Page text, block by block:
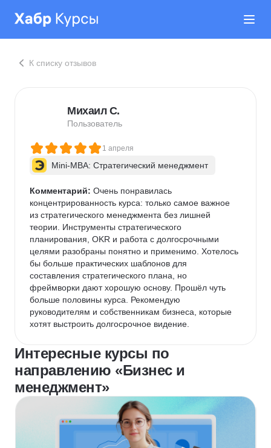
К списку отзывов
Михаил С.
Пользователь
1 апреля
Mini-MBA: Стратегический менеджмент
Комментарий: Очень понравилась
концентрированность курса: только самое важное
из стратегического менеджмента без лишней
теории. Инструменты стратегического
планирования, OKR и работа с долгосрочными
целями разобраны понятно и применимо. Хотелось
бы больше практических шаблонов для
составления стратегического плана, но
фреймворки дают хорошую основу. Прошёл чуть
больше половины курса. Рекомендую
руководителям и собственникам бизнеса, которые
хотят выстроить долгосрочное видение.
Интересные курсы по
направлению «Бизнес и
менеджмент»